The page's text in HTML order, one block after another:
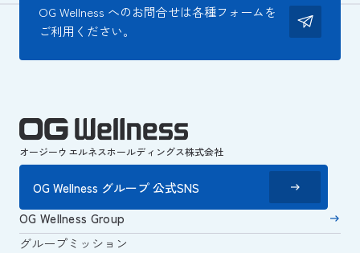
OG Wellness へのお問合せは各種フォームを
ご利用ください。
オージーウエルネスホールディングス株式会社
OG Wellness グループ 公式SNS
OG Wellness Group
グループミッション